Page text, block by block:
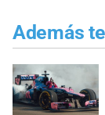
Además